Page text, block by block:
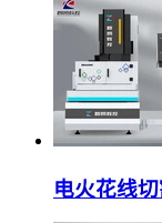
电火花线